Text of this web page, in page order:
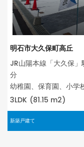
明石市大久保町高丘
JR山陽本線「大久保
分
幼稚園、保育園、小
3LDK (81.15 m2)
新築戸建て